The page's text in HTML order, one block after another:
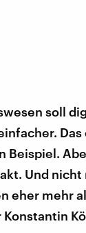
soll
Beispiel.
Und nicht
eher mehr